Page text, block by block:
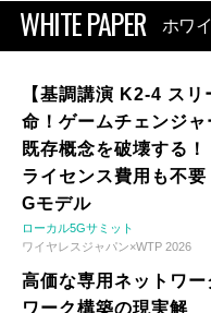
WHITE PAPER ホワ
【基調講演 K2-4 ス
命！ゲームチェンジ
既存概念を破壊する
ライセンス費用も不
Gモデル
ローカル5Gサミット
ワイヤレスジャパン×WTP 2026
高価な専用ネットワ
ワーク構築の現実解